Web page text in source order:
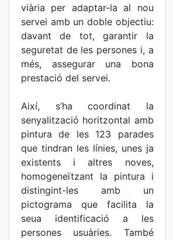
viària per adaptar-la al nou
servei amb un doble objectiu:
davant de tot, garantir la
seguretat de les persones i, a
més, assegurar una bona
prestació del servei.
Així, s’ha coordinat la
senyalització horitzontal amb
pintura de les 123 parades
que tindran les línies, unes ja
existents i altres noves,
homogeneïtzant la pintura i
distingint-les amb un
pictograma que facilita la
seua identificació a les
persones usuàries. També